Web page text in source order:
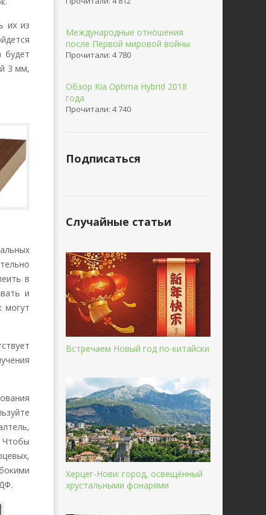
их из
будет
3 мм,
в
и
могут
Международные отношения
после Первой мировой войны
Прочитали: 4 780
Обзор Kia Optima Hybrid 2018
года
Прочитали: 4 740
Подписаться
Случайные статьи
Встречаем Новый год по-китайски
Херцег-Нови: город, освещённый
хрустальными фонарями